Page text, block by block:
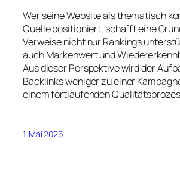
Wer seine Website als thematisch
Quelle positioniert, schafft eine
Verweise nicht nur Rankings
auch Markenwert und
Aus dieser Perspektive wird der
Backlinks weniger zu einer
einem fortlaufenden
1. Mai 2026